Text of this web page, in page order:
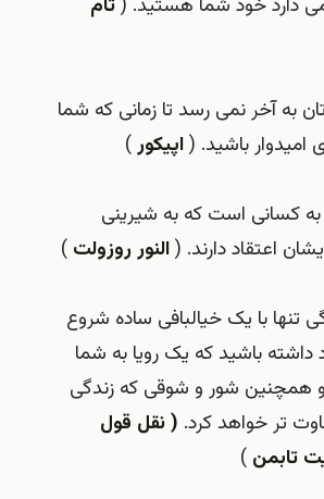
می دارد خود شما هستید. (تام
به آخر نمی رسد تا زمانی که شما
امیدوار باشید. (اپیکور)
به کسانی است که به شیرینی
اعتقاد دارند. (النور روزولت )
تنها با یک خیالبافی ساده شروع
داشته باشید که یک رویا به شما
همچنین شور و شوقی که زندگی
تر خواهد کرد. ( نقل قول
تابمن )